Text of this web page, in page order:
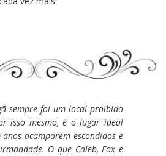
sempre foi um local proibido
isso mesmo, é o lugar ideal
acamparem escondidos e
O que Caleb, Fox e